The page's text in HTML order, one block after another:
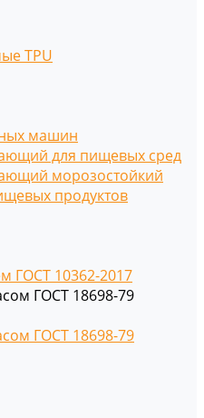
TPU
машин
для пищевых сред
морозостойкий
продуктов
ГОСТ 10362-2017
ГОСТ 18698-79
ГОСТ 18698-79